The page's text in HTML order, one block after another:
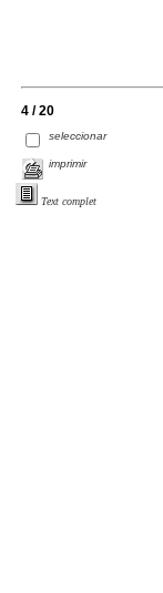
4 / 20
seleccionar
imprimir
Text complet